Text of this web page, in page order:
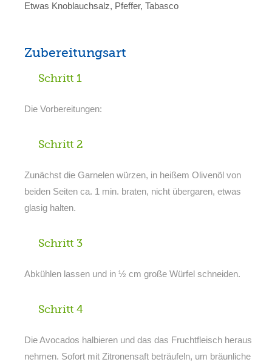
Etwas Knoblauchsalz, Pfeffer, Tabasco
Zubereitungsart
Schritt 1
Die Vorbereitungen:
Schritt 2
Zunächst die Garnelen würzen, in heißem Olivenöl von
beiden Seiten ca. 1 min. braten, nicht übergaren, etwas
glasig halten.
Schritt 3
Abkühlen lassen und in ½ cm große Würfel schneiden.
Schritt 4
Die Avocados halbieren und das das Fruchtfleisch heraus
nehmen. Sofort mit Zitronensaft beträufeln, um bräunliche